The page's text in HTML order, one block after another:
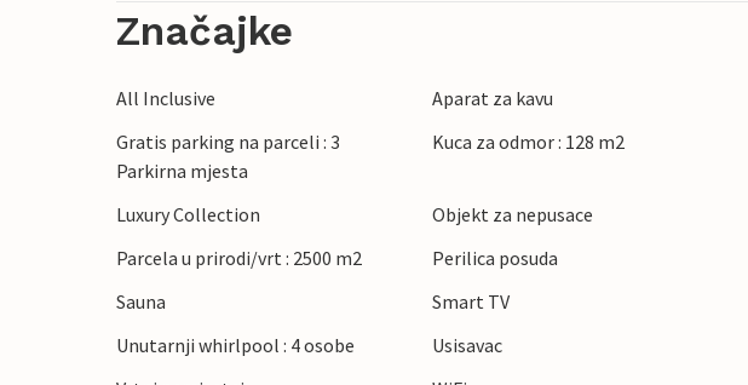
Značajke
All Inclusive Aparat za kavu
Gratis parking na parceli : 3
Parkirna mjesta
Kuca za odmor : 128 m2
Luxury Collection Objekt za nepusace
Parcela u prirodi/vrt : 2500 m2
Perilica posuda
Sauna
Smart TV
Unutarnji whirlpool : 4 osobe
Usisavac